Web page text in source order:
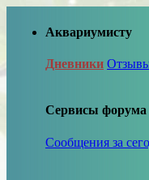
Аквариумисту
Дневники
Сервисы форума
Сообщения за